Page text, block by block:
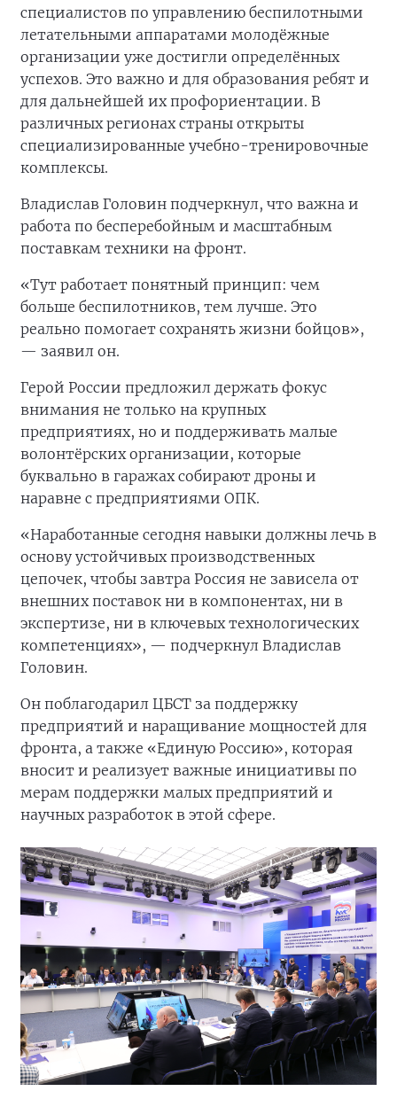
специалистов по управлению беспилотными
летательными аппаратами молодёжные
организации уже достигли определённых
успехов. Это важно и для образования ребят и
для дальнейшей их профориентации. В
различных регионах страны открыты
специализированные учебно-тренировочные
комплексы.
Владислав Головин подчеркнул, что важна и
работа по бесперебойным и масштабным
поставкам техники на фронт.
«Тут работает понятный принцип: чем
больше беспилотников, тем лучше. Это
реально помогает сохранять жизни бойцов»,
— заявил он.
Герой России предложил держать фокус
внимания не только на крупных
предприятиях, но и поддерживать малые
волонтёрских организации, которые
буквально в гаражах собирают дроны и
наравне с предприятиями ОПК.
«Наработанные сегодня навыки должны лечь в
основу устойчивых производственных
цепочек, чтобы завтра Россия не зависела от
внешних поставок ни в компонентах, ни в
экспертизе, ни в ключевых технологических
компетенциях», — подчеркнул Владислав
Головин.
Он поблагодарил ЦБСТ за поддержку
предприятий и наращивание мощностей для
фронта, а также «Единую Россию», которая
вносит и реализует важные инициативы по
мерам поддержки малых предприятий и
научных разработок в этой сфере.